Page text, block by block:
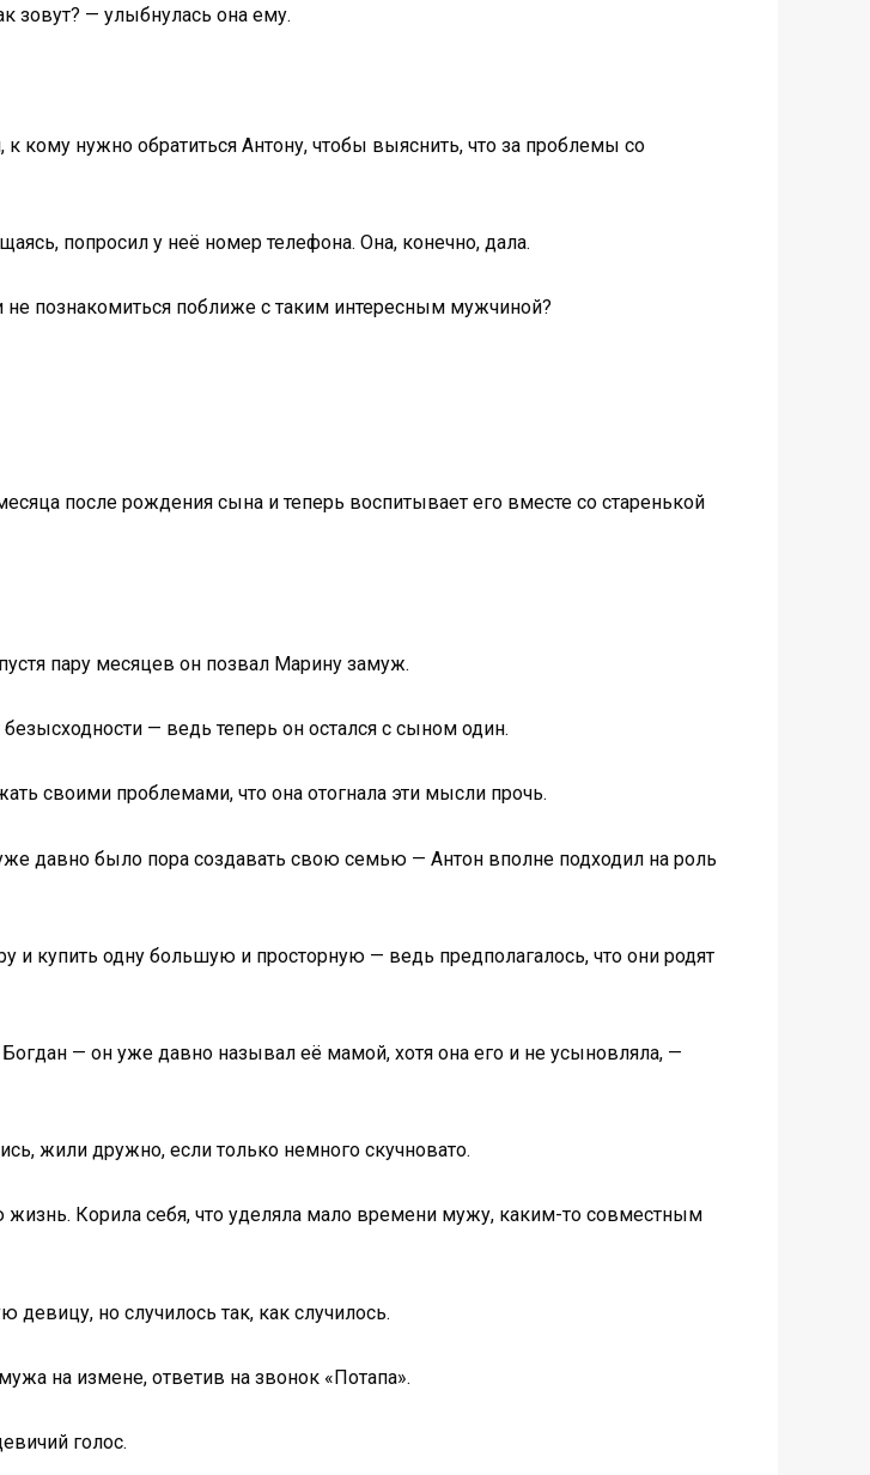
зовут? — улыбнулась она ему.
кому нужно обратиться Антону, чтобы выяснить, что за проблемы со
попросил у неё номер телефона. Она, конечно, дала.
познакомиться поближе с таким интересным мужчиной?
после рождения сына и теперь воспитывает его вместе со старенькой
пару месяцев он позвал Марину замуж.
— ведь теперь он остался с сыном один.
своими проблемами, что она отогнала эти мысли прочь.
давно было пора создавать свою семью — Антон вполне подходил на роль
купить одну большую и просторную — ведь предполагалось, что они родят
— он уже давно называл её мамой, хотя она его и не усыновляла, —
жили дружно, если только немного скучновато.
Корила себя, что уделяла мало времени мужу, каким-то совместным
но случилось так, как случилось.
на измене, ответив на звонок «Потапа».
голос.